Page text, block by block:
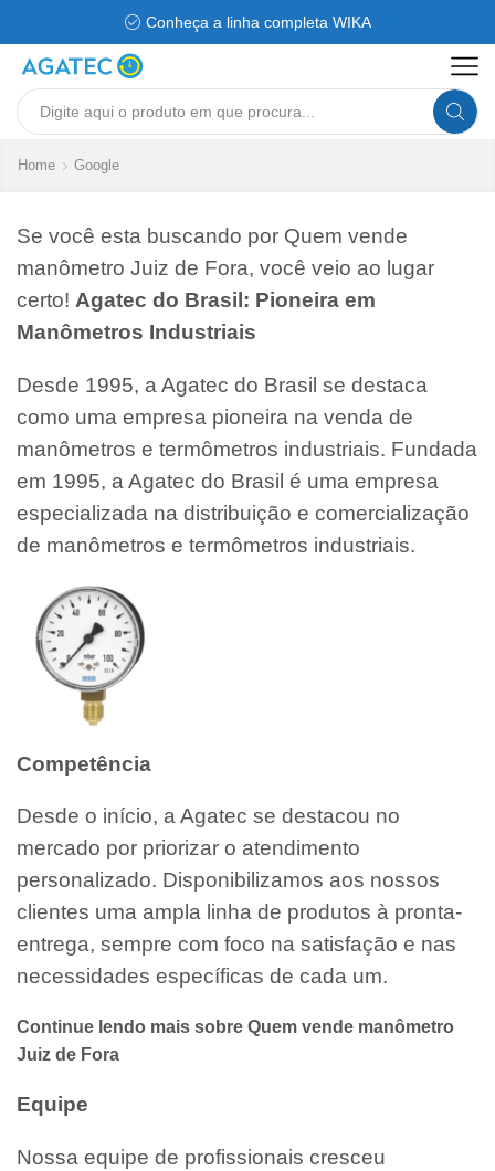
Conheça a linha completa WIKA
Search
Home Google
Se você esta buscando por Quem vende
manômetro Juiz de Fora, você veio ao lugar
certo! Agatec do Brasil: Pioneira em
Manômetros Industriais
Desde 1995, a Agatec do Brasil se destaca
como uma empresa pioneira na venda de
manômetros e termômetros industriais. Fundada
em 1995, a Agatec do Brasil é uma empresa
especializada na distribuição e comercialização
de manômetros e termômetros industriais.
Competência
Desde o início, a Agatec se destacou no
mercado por priorizar o atendimento
personalizado. Disponibilizamos aos nossos
clientes uma ampla linha de produtos à pronta-
entrega, sempre com foco na satisfação e nas
necessidades específicas de cada um.
Continue lendo mais sobre Quem vende manômetro
Juiz de Fora
Equipe
Nossa equipe de profissionais cresceu